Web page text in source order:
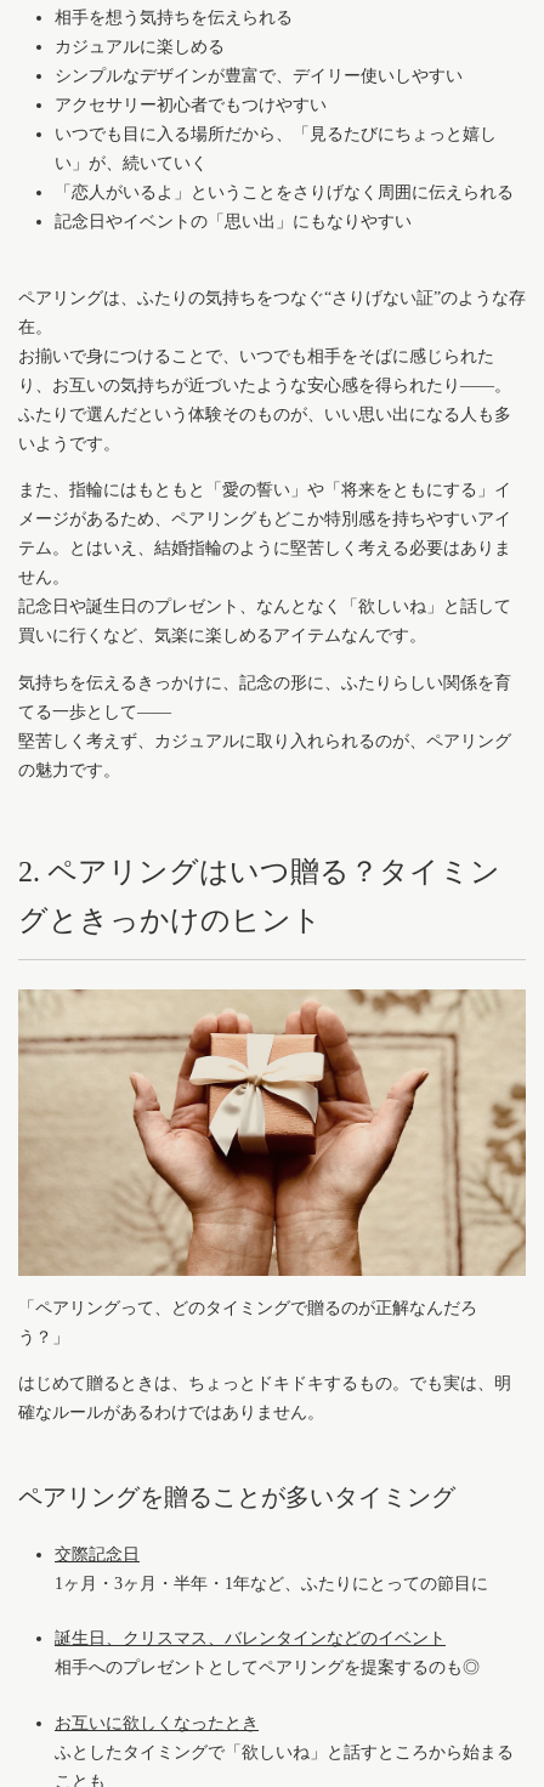
相手を想う気持ちを伝えられる
カジュアルに楽しめる
シンプルなデザインが豊富で、デイリー使いしやすい
アクセサリー初心者でもつけやすい
いつでも目に入る場所だから、「見るたびにちょっと嬉し
い」が、続いていく
「恋人がいるよ」ということをさりげなく周囲に伝えられる
記念日やイベントの「思い出」にもなりやすい
ペアリングは、ふたりの気持ちをつなぐ“さりげない証”のような存
在。
お揃いで身につけることで、いつでも相手をそばに感じられた
り、お互いの気持ちが近づいたような安心感を得られたり——。
ふたりで選んだという体験そのものが、いい思い出になる人も多
いようです。
また、指輪にはもともと「愛の誓い」や「将来をともにする」イ
メージがあるため、ペアリングもどこか特別感を持ちやすいアイ
テム。とはいえ、結婚指輪のように堅苦しく考える必要はありま
せん。
記念日や誕生日のプレゼント、なんとなく「欲しいね」と話して
買いに行くなど、気楽に楽しめるアイテムなんです。
気持ちを伝えるきっかけに、記念の形に、ふたりらしい関係を育
てる一歩として——
堅苦しく考えず、カジュアルに取り入れられるのが、ペアリング
の魅力です。
2. ペアリングはいつ贈る？タイミン
グときっかけのヒント
「ペアリングって、どのタイミングで贈るのが正解なんだろ
う？」
はじめて贈るときは、ちょっとドキドキするもの。でも実は、明
確なルールがあるわけではありません。
ペアリングを贈ることが多いタイミング
交際記念日
1ヶ月・3ヶ月・半年・1年など、ふたりにとっての節目に
誕生日、クリスマス、バレンタインなどのイベント
相手へのプレゼントとしてペアリングを提案するのも◎
お互いに欲しくなったとき
ふとしたタイミングで「欲しいね」と話すところから始まる
ことも